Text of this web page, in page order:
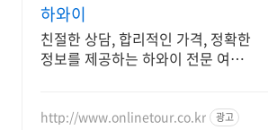
하와이
친절한 상담, 합리적인 가격, 정확한
정보를 제공하는 하와이 전문 여행
http://www.onlinetour.co.kr 광고